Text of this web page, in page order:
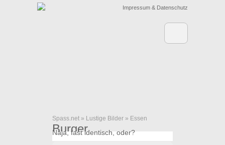
Impressum & Datenschutz
Spass.net » Lustige Bilder » Essen
Burger
Naja, fast identisch, oder?